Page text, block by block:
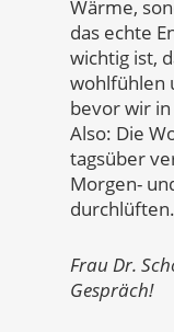
Wärme,
das echte
wichtig ist,
wohlfühlen
bevor wir
Also: Die
tagsüber
Morgen-
Frau Dr.
Gespräch!